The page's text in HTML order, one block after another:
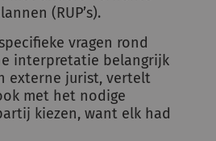
(RUP’s).
vragen rond
interpretatie belangrijk
externe jurist, vertelt
met het nodige
kiezen, want elk had